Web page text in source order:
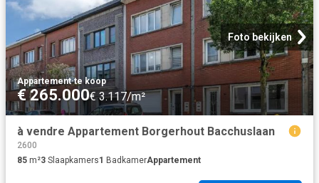
Foto bekijken
Appartement·te koop
€ 265.000€ 3.117/m²
à vendre Appartement Borgerhout Bacchuslaan
2600
85 m²3 Slaapkamers1 BadkamerAppartement